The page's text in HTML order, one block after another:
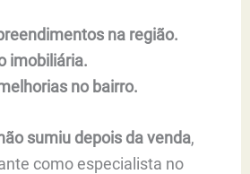
na região.
imobiliária.
no bairro.
sumiu depois da venda,
como especialista no